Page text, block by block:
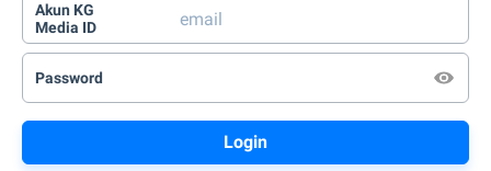
Akun KG
Media ID
Password